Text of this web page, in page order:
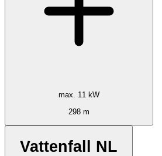
max. 11 kW
298 m
Vattenfall NL